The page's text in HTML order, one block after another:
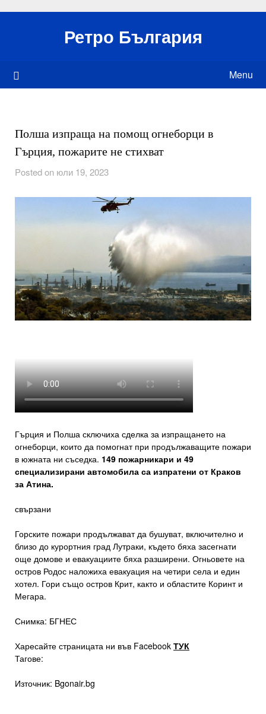
Ретро България
Menu
Полша изпраща на помощ огнеборци в
Гърция, пожарите не стихват
Posted on юли 19, 2023
Гърция и Полша сключиха сделка за изпращането на
огнеборци, които да помогнат при продължаващите пожари
в южната ни съседка. 149 пожарникари и 49
специализирани автомобила са изпратени от Краков
за Атина.
свързани
Горските пожари продължават да бушуват, включително и
близо до курортния град Лутраки, където бяха засегнати
още домове и евакуациите бяха разширени. Огньовете на
остров Родос наложиха евакуация на четири села и един
хотел. Гори също остров Крит, както и областите Коринт и
Мегара.
Снимка: БГНЕС
Харесайте страницата ни във Facebook ТУК
Тагове:
Източник: Bgonair.bg